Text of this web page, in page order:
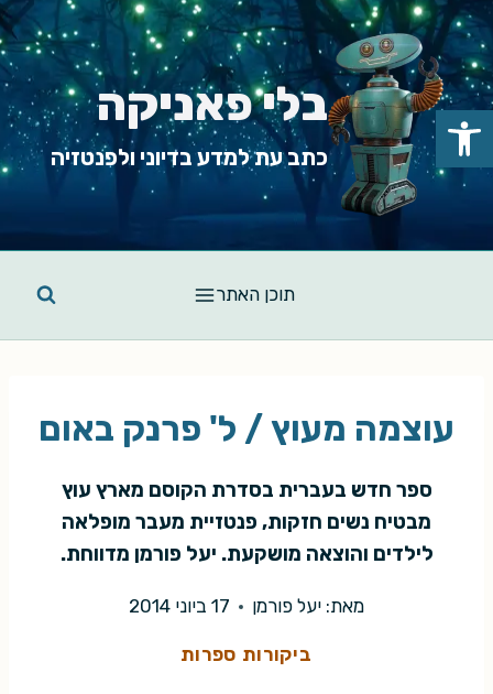
Skip
to
content
בלי פאניקה
כתב עת למדע בדיוני ולפנטזיה
תוכן האתר
עוצמה מעוץ / ל' פרנק באום
ספר חדש בעברית בסדרת הקוסם מארץ עוץ
מבטיח נשים חזקות, פנטזיית מעבר מופלאה
לילדים והוצאה מושקעת. יעל פורמן מדווחת.
מאת: יעל פורמן 17 ביוני 2014
ביקורות ספרות
פתח סרגל נגישות